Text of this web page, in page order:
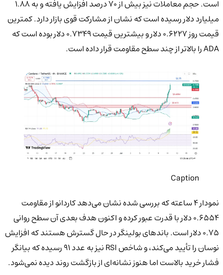
است. حجم معاملات نیز بیش از ۷۰ درصد افزایش یافته و به ۱.۸۸
میلیارد دلار رسیده است که نشان از مشارکت قوی بازار دارد. کمترین
قیمت روز ۰.۶۲۲۷ دلار و بیشترین قیمت ۰.۷۳۴۹ دلار بوده است که
ADA را بالاتر از چند سطح مقاومت قرار داده است.
Caption
نمودار ۴ ساعته که بررسی شده نشان می‌دهد کاردانو از مقاومت
۰.۶۵۵۴ دلار با قدرت عبور کرده و اکنون هدف بعدی آن سطح روانی
۰.۷۵ دلار است. باندهای بولینگر در حال گسترش هستند که افزایش
نوسان را تأیید می‌کند، و شاخص RSI نیز به عدد ۹۱ رسیده که بیانگر
فشار خرید بالاست اما هنوز نشانه‌ای از بازگشت روند دیده نمی‌شود.